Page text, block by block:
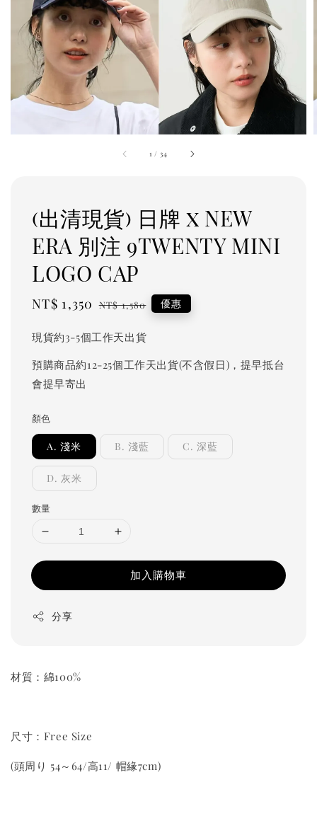
1 / 34
(出清現貨) 日牌 x NEW
ERA 別注 9TWENTY MINI
LOGO CAP
Sale
NT$ 1,350 Regular
NT$ 1,580 優惠
現貨約3-5個工作天出貨
預購商品約12-25個工作天出貨(不含假日)，提早抵台
會提早寄出
顏色
A. 淺米 B. 淺藍 C. 深藍
D. 灰米
數量
加入購物車
分享
材質：綿100%
尺寸：Free Size
(頭周り 54～64/高11/ 帽緣7cm)